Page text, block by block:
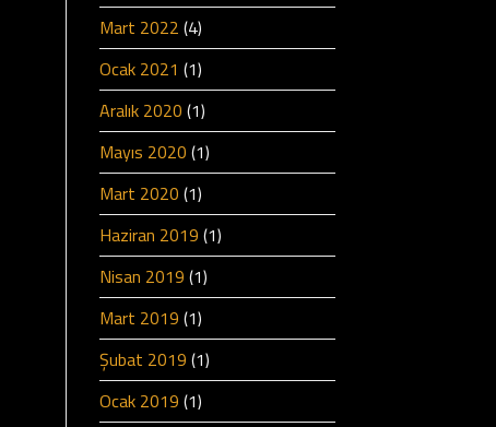
Mart 2022 (4)
Ocak 2021 (1)
Aralık 2020 (1)
Mayıs 2020 (1)
Mart 2020 (1)
Haziran 2019 (1)
Nisan 2019 (1)
Mart 2019 (1)
Şubat 2019 (1)
Ocak 2019 (1)